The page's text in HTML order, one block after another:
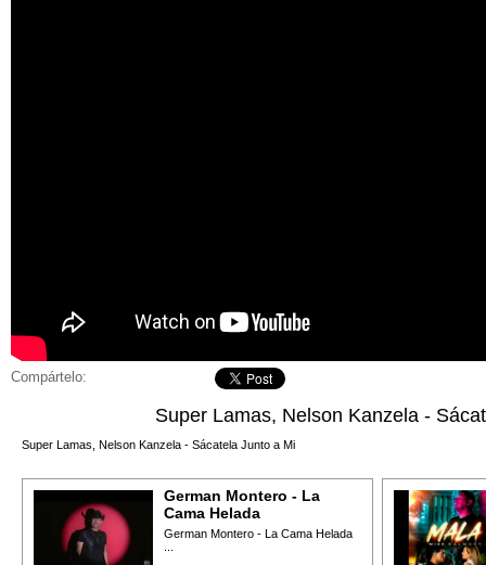
Compártelo:
Super Lamas, Nelson Kanzela -
Super Lamas, Nelson Kanzela - Sácatela Junto a Mi
German Montero - La
Cama Helada
German Montero - La Cama Helada